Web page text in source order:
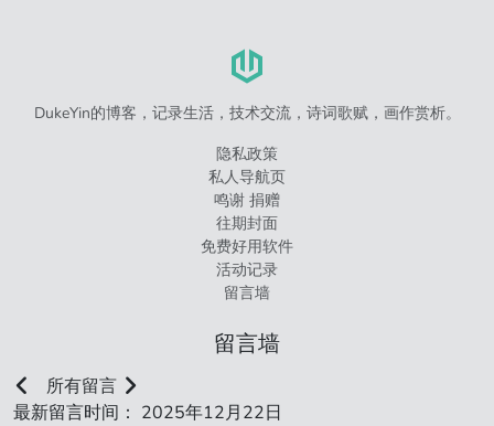
DukeYin的博客，记录生活，技术交流，诗词歌赋，画作赏析。
隐私政策
私人导航页
鸣谢 捐赠
往期封面
免费好用软件
活动记录
留言墙
留言墙
所有留言
最新留言时间： 2025年12月22日